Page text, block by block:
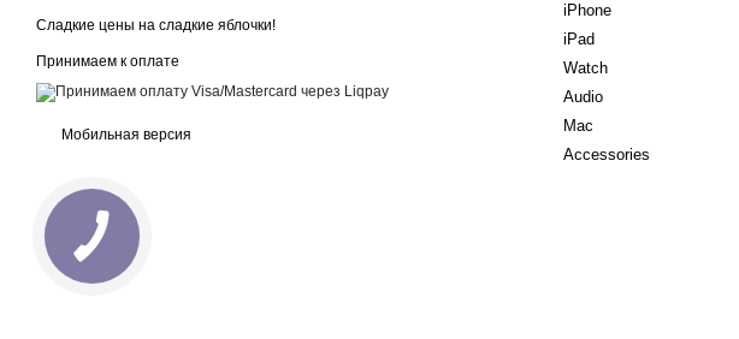
Сладкие цены на сладкие яблочки!
Принимаем к оплате
Мобильная версия
iPhone
iPad
Watch
Audio
Mac
Accessories